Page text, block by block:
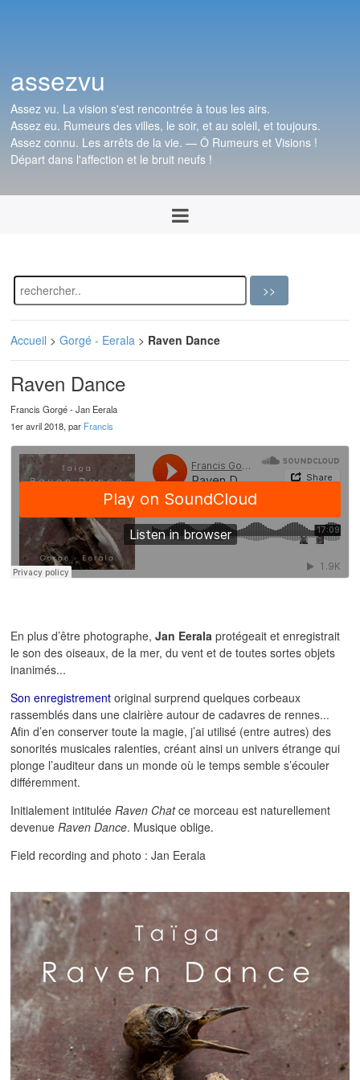
assezvu
Assez vu. La vision s'est rencontrée à tous les airs.
Assez eu. Rumeurs des villes, le soir, et au soleil, et toujours.
Assez connu. Les arrêts de la vie. — Ô Rumeurs et Visions !
Départ dans l'affection et le bruit neufs !
Accueil >Gorgé - Eerala > Raven Dance
Raven Dance
Francis Gorgé - Jan Eerala
1er avril 2018, par Francis
En plus d’être photographe,Jan Eerala protégeait et enregistrait
le son des oiseaux, de la mer, du vent et de toutes sortes objets
inanimés...
Son enregistrement original surprend quelques corbeaux
rassemblés dans une clairière autour de cadavres de rennes...
Afin d’en conserver toute la magie, j’ai utilisé (entre autres) des
sonorités musicales ralenties, créant ainsi un univers étrange qui
plonge l’auditeur dans un monde où le temps semble s’écouler
différemment.
Initialement intituléeRaven Chatce morceau est naturellement
devenueRaven Dance. Musique oblige.
Field recording and photo : Jan Eerala